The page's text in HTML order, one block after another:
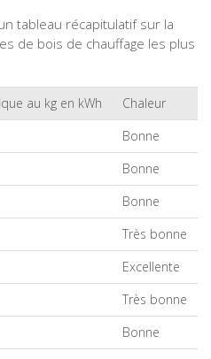
tableau récapitulatif sur la
de bois de chauffage les plus
au kg en kWh
Chaleur
Bonne
Bonne
Bonne
Très bonne
Excellente
Très bonne
Bonne